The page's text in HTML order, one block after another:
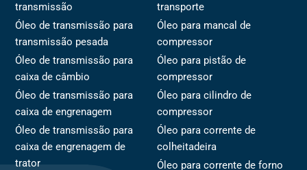
transmissão
Óleo de transmissão para
transmissão pesada
Óleo de transmissão para
caixa de câmbio
Óleo de transmissão para
caixa de engrenagem
Óleo de transmissão para
caixa de engrenagem de
trator
transporte
Óleo para mancal de
compressor
Óleo para pistão de
compressor
Óleo para cilindro de
compressor
Óleo para corrente de
colheitadeira
Óleo para corrente de forno